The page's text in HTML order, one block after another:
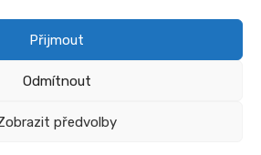
Přijmout
Odmítnout
předvolby